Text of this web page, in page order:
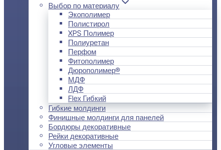
Выбор по материалу
Экополимер
Полистирол
XPS Полимер
Полиуретан
Перфом
Фитополимер
Дюрополимер®
МДФ
ЛДФ
Flex Гибкий
Гибкие молдинги
Финишные молдинги для панелей
Бордюры декоративные
Рейки декоративные
Угловые элементы